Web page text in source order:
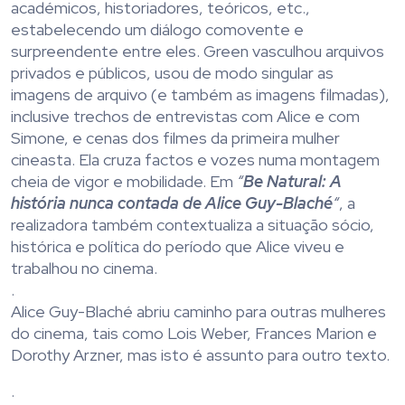
académicos, historiadores, teóricos, etc.,
estabelecendo um diálogo comovente e
surpreendente entre eles. Green vasculhou arquivos
privados e públicos, usou de modo singular as
imagens de arquivo (e também as imagens filmadas),
inclusive trechos de entrevistas com Alice e com
Simone, e cenas dos filmes da primeira mulher
cineasta. Ela cruza factos e vozes numa montagem
cheia de vigor e mobilidade. Em “Be Natural: A
história nunca contada de Alice Guy-Blaché“, a
realizadora também contextualiza a situação sócio,
histórica e política do período que Alice viveu e
trabalhou no cinema.
.
Alice Guy-Blaché abriu caminho para outras mulheres
do cinema, tais como Lois Weber, Frances Marion e
Dorothy Arzner, mas isto é assunto para outro texto.
.